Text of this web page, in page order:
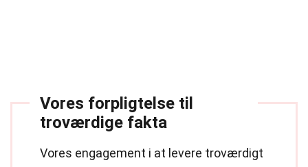
Vores forpligtelse til
troværdige fakta
Vores engagement i at levere troværdigt